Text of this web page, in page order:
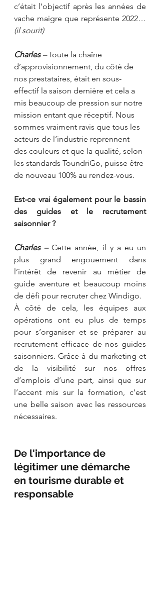
c’était l’objectif après les années de
(il sourit)
Charles – Toute la chaîne
d’approvisionnement, du côté de
nos prestataires, était en sous-
effectif la saison dernière et cela a
mis beaucoup de pression sur notre
mission entant que réceptif. Nous
sommes vraiment ravis que tous les
acteurs de l’industrie reprennent
des couleurs et que la qualité, selon
les standards ToundriGo, puisse être
de nouveau 100% au rendez-vous.
Est-ce vrai également pour le bassin
des guides et le recrutement
saisonnier ?
Charles – Cette année, il y a eu un
plus grand engouement dans
l’intérêt de revenir au métier de
guide aventure et beaucoup moins
de défi pour recruter chez Windigo.
À côté de cela, les équipes aux
opérations ont eu plus de temps
pour s’organiser et se préparer au
recrutement efficace de nos guides
saisonniers. Grâce à du marketing et
de la visibilité sur nos offres
d’emplois d’une part, ainsi que sur
l’accent mis sur la formation, c’est
une belle saison avec les ressources
nécessaires.
De l'importance de
légitimer une démarche
en tourisme durable et
responsable